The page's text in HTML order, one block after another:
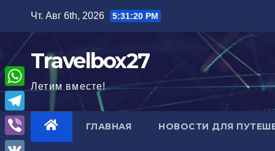
содержимому
Чт. Авг 6th, 2026 5:31:21 PM
Travelbox27
Летим вместе!
ГЛАВНАЯ НОВОСТИ ДЛЯ
W
h
a
T
e
V